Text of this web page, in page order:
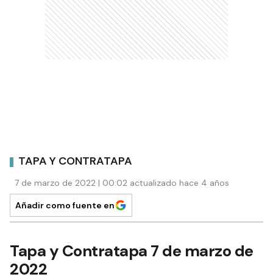
TAPA Y CONTRATAPA
7 de marzo de 2022 | 00:02 actualizado hace 4 años
Añadir como fuente en
Tapa y Contratapa 7 de marzo de
2022